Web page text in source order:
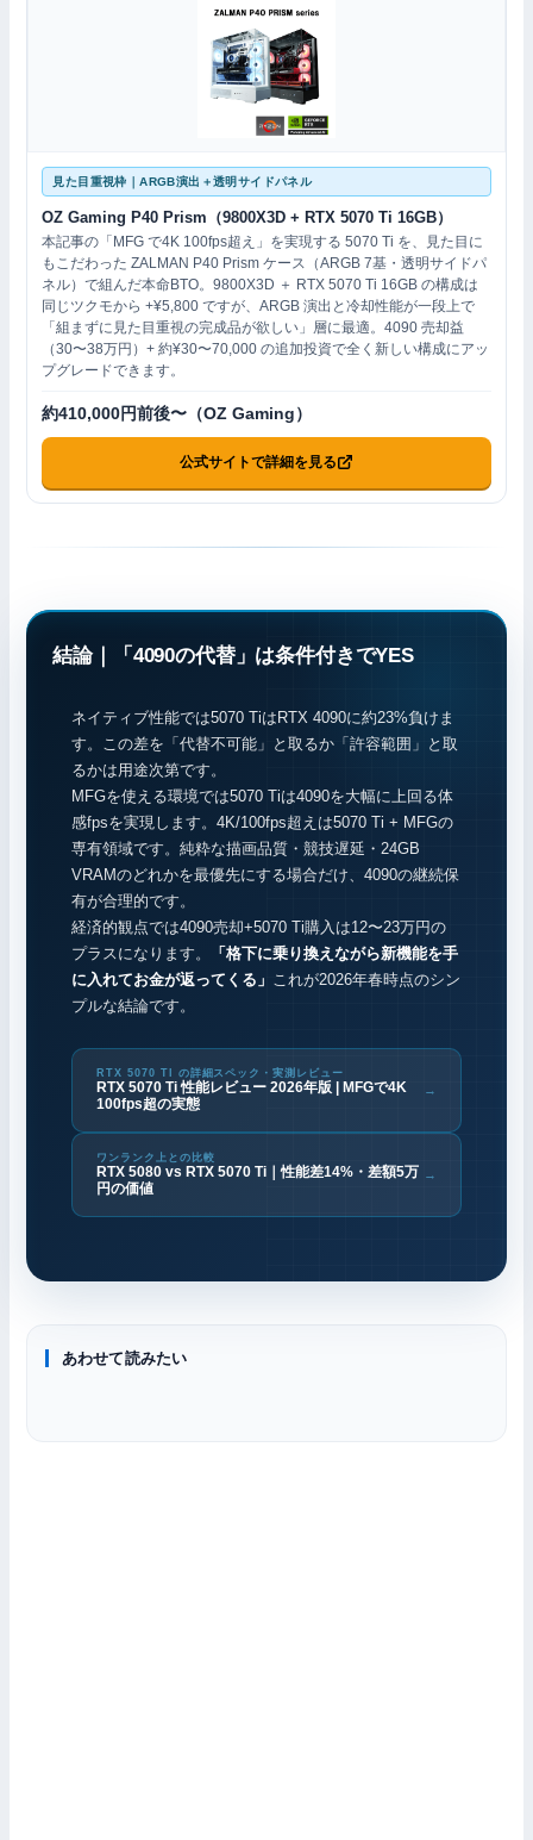
見た目重視枠｜ARGB演出＋透明サイドパネル
OZ Gaming P40 Prism（9800X3D + RTX 5070 Ti 16GB）
本記事の「MFG で4K 100fps超え」を実現する 5070 Ti を、見た目に
もこだわった ZALMAN P40 Prism ケース（ARGB 7基・透明サイドパ
ネル）で組んだ本命BTO。9800X3D ＋ RTX 5070 Ti 16GB の構成は
同じツクモから +¥5,800 ですが、ARGB 演出と冷却性能が一段上で
「組まずに見た目重視の完成品が欲しい」層に最適。4090 売却益
（30〜38万円）+ 約¥30〜70,000 の追加投資で全く新しい構成にアッ
プグレードできます。
約410,000円前後〜（OZ Gaming）
公式サイトで詳細を見る
結論｜「4090の代替」は条件付きでYES
ネイティブ性能では5070 TiはRTX 4090に約23%負けま
す。この差を「代替不可能」と取るか「許容範囲」と取
るかは用途次第です。
MFGを使える環境では5070 Tiは4090を大幅に上回る体
感fpsを実現します。4K/100fps超えは5070 Ti + MFGの
専有領域です。純粋な描画品質・競技遅延・24GB
VRAMのどれかを最優先にする場合だけ、4090の継続保
有が合理的です。
経済的観点では4090売却+5070 Ti購入は12〜23万円の
プラスになります。
「格下に乗り換えながら新機能を手
に入れてお金が返ってくる」
これが2026年春時点のシン
プルな結論です。
RTX 5070 TI の詳細スペック・実測レビュー
RTX 5070 Ti 性能レビュー 2026年版 | MFGで4K
100fps超の実態
→
ワンランク上との比較
RTX 5080 vs RTX 5070 Ti｜性能差14%・差額5万
円の価値
→
あわせて読みたい
VS比較
AMD対決